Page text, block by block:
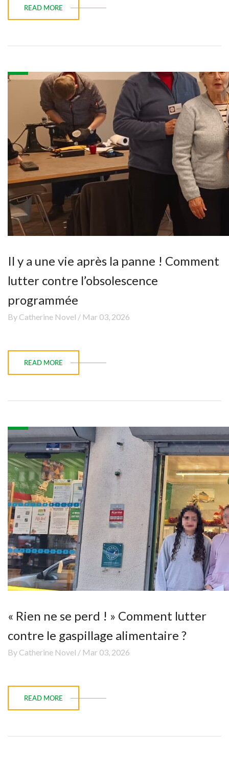
READ MORE
Il y a une vie après la panne ! Comment
lutter contre l’obsolescence
programmée
By Catherine Novel / Mar 03, 2026
READ MORE
« Rien ne se perd ! » Comment lutter
contre le gaspillage alimentaire ?
By Catherine Novel / Mar 03, 2026
READ MORE